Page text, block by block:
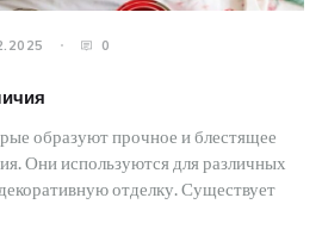
0
образуют прочное и блестящее
Они используются для различных
отделку. Существует